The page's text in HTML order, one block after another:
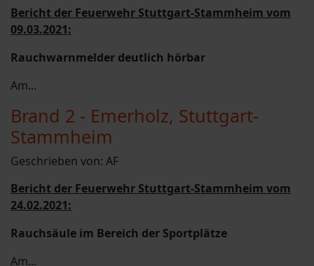
Bericht der Feuerwehr Stuttgart-Stammheim vom
09.03.2021:
Rauchwarnmelder deutlich hörbar
Am...
Brand 2 - Emerholz, Stuttgart-
Stammheim
Geschrieben von: AF
Bericht der Feuerwehr Stuttgart-Stammheim vom
24.02.2021:
Rauchsäule im Bereich der Sportplätze
Am...